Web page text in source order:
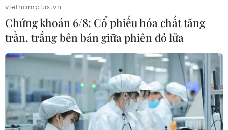
vietnamplus.vn
Chứng khoán 6/8: Cổ phiếu hóa chất tăng
trần, trắng bên bán giữa phiên đỏ lửa